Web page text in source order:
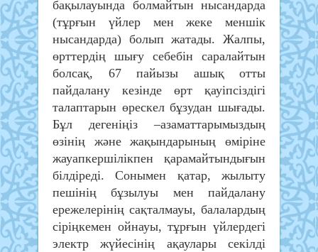
бақылауында болмайтын нысандарда
(тұрғын үйлер мен жеке меншік
нысандарда) болып жатады. Жалпы,
өрттердің шығу себебін саралайтын
болсақ, 67 пайызы ашық отты
пайдалану кезінде өрт қауіпсіздігі
талаптарын өрескел бұзудан шығады.
Бұл дегеніңіз –азаматтарымыздың
өзінің және жақындарының өміріне
жауапкершілікпен қарамайтындығын
білдіреді. Сонымен қатар, жылыту
пешінің бұзылуы мен пайдалану
ережелерінің сақталмауы, балалардың
сіріңкемен ойнауы, тұрғын үйлердегі
электр жүйесінің ақаулары секілді